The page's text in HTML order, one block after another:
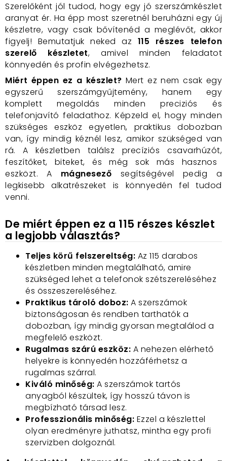
Szerelőként jól tudod, hogy egy jó szerszámkészlet
aranyat ér. Ha épp most szeretnél beruházni egy új
készletre, vagy csak bővítenéd a meglévőt, akkor
figyelj! Bemutatjuk neked az 115 részes telefon
szerelő készletet, amivel minden feladatot
könnyedén és profin elvégezhetsz.
Miért éppen ez a készlet? Mert ez nem csak egy
egyszerű szerszámgyűjtemény, hanem egy
komplett megoldás minden preciziós és
telefonjavító feladathoz. Képzeld el, hogy minden
szükséges eszköz egyetlen, praktikus dobozban
van, így mindig kéznél lesz, amikor szükséged van
rá. A készletben találsz precíziós csavarhúzót,
feszítőket, biteket, és még sok más hasznos
eszközt. A mágnesező segítségével pedig a
legkisebb alkatrészeket is könnyedén fel tudod
venni.
De miért éppen ez a 115 részes készlet
a legjobb választás?
Teljes körű felszereltség: Az 115 darabos
készletben minden megtalálható, amire
szükséged lehet a telefonok szétszereléséhez
és összeszereléséhez.
Praktikus tároló doboz: A szerszámok
biztonságosan és rendben tarthatók a
dobozban, így mindig gyorsan megtalálod a
megfelelő eszközt.
Rugalmas szárú eszköz: A nehezen elérhető
helyekre is könnyedén hozzáférhetsz a
rugalmas szárral.
Kiváló minőség: A szerszámok tartós
anyagból készültek, így hosszú távon is
megbízható társad lesz.
Professzionális minőség: Ezzel a készlettel
olyan eredményre juthatsz, mintha egy profi
szervizben dolgoznál.